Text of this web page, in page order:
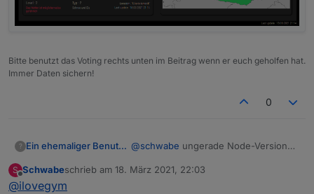
Bitte benutzt das Voting rechts unten im Beitrag wenn er euch geholfen hat.
Immer Daten sichern!
0
? Ein ehemaliger Benutzer @schwabe ungerade Node-Versionen
Testen gedacht, dass damit überhaupt
Ich denke bei dir ist dann vielleicht
S
Offline
Schwabeschrieb am 18. März 2021, 22:03
zuletzt editiert von
@ilovegym